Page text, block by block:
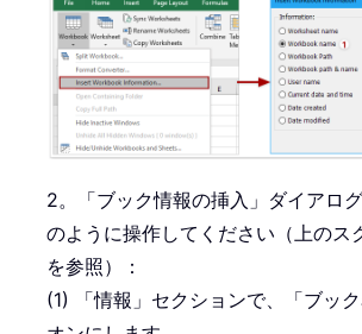
2。「ブック情報の挿入」ダイアロ
のように操作してください（上のス
を参照）：
(1) 「情報」セクションで、「ブッ